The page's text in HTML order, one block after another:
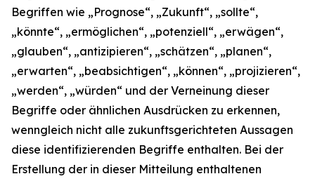
Begriffen wie „Prognose“, „Zukunft“, „sollte“,
„könnte“, „ermöglichen“, „potenziell“, „erwägen“,
„glauben“, „antizipieren“, „schätzen“, „planen“,
„erwarten“, „beabsichtigen“, „können“, „projizieren“,
„werden“, „würden“ und der Verneinung dieser
Begriffe oder ähnlichen Ausdrücken zu erkennen,
wenngleich nicht alle zukunftsgerichteten Aussagen
diese identifizierenden Begriffe enthalten. Bei der
Erstellung der in dieser Mitteilung enthaltenen